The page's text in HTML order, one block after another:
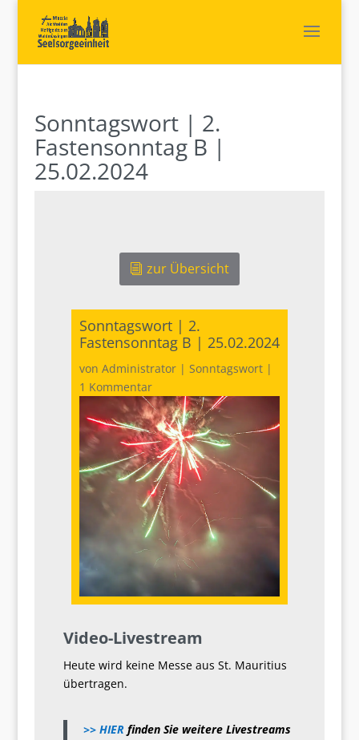
Sonntagswort | 2.
Fastensonntag B |
25.02.2024
zur Übersicht
Sonntagswort | 2.
Fastensonntag B | 25.02.2024
von Administrator| Sonntagswort|
1 Kommentar
Video-Livestream
Heute wird keine Messe aus St. Mauritius
übertragen.
>> HIERfinden Sie weitere Livestreams